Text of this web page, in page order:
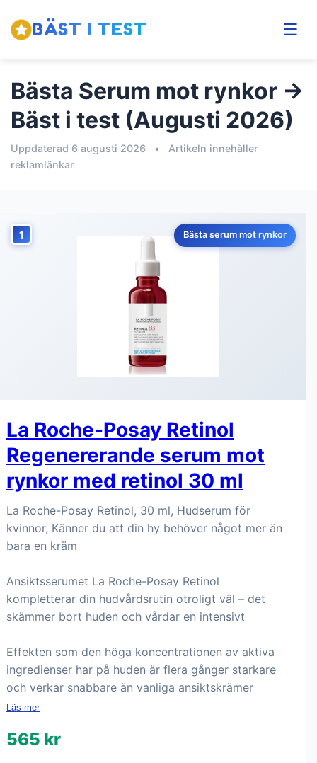
BÄST I TEST ☰
Bästa Serum mot rynkor →
Bäst i test (Augusti 2026)
Uppdaterad 6 augusti 2026 •
Artikeln innehåller
reklamlänkar
1 Bästa serum mot rynkor
La Roche-Posay Retinol
Regenererande serum mot
rynkor med retinol 30 ml
La Roche-Posay Retinol, 30 ml, Hudserum för
kvinnor, Känner du att din hy behöver något mer än
bara en kräm
Ansiktsserumet La Roche-Posay Retinol
kompletterar din hudvårdsrutin otroligt väl – det
skämmer bort huden och vårdar en intensivt
Effekten som den höga koncentrationen av aktiva
ingredienser har på huden är flera gånger starkare
och verkar snabbare än vanliga ansiktskrämer
Läs mer
565 kr